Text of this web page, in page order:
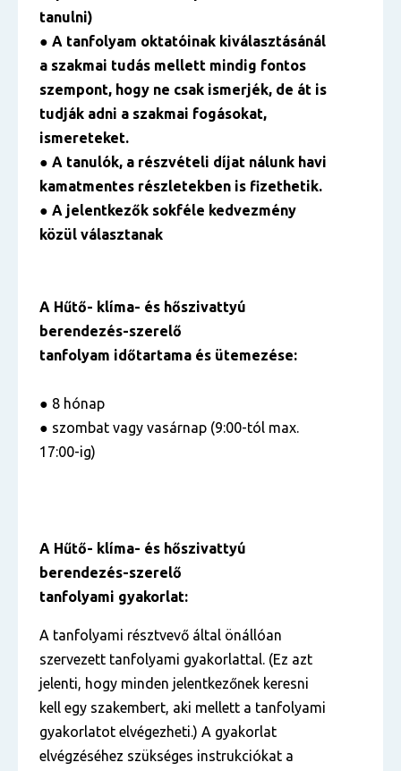
tanulni)
● A tanfolyam oktatóinak kiválasztásánál
a szakmai tudás mellett mindig fontos
szempont, hogy ne csak ismerjék, de át is
tudják adni a szakmai fogásokat,
ismereteket.
● A tanulók, a részvételi díjat nálunk havi
kamatmentes részletekben is fizethetik.
● A jelentkezők sokféle kedvezmény
közül választanak
A Hűtő- klíma- és hőszivattyú
berendezés-szerelő
tanfolyam időtartama és ütemezése:
● 8 hónap
● szombat vagy vasárnap (9:00-tól max.
17:00-ig)
A Hűtő- klíma- és hőszivattyú
berendezés-szerelő
tanfolyami gyakorlat:
A tanfolyami résztvevő által önállóan
szervezett tanfolyami gyakorlattal. (Ez azt
jelenti, hogy minden jelentkezőnek keresni
kell egy szakembert, aki mellett a tanfolyami
gyakorlatot elvégezheti.) A gyakorlat
elvégzéséhez szükséges instrukciókat a